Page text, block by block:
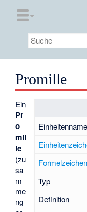
Promille
Einheitenname
Formelzeichen
Typ
Definition
Ein
Pr
o
mil
le
(zu
sa
m
me
ng